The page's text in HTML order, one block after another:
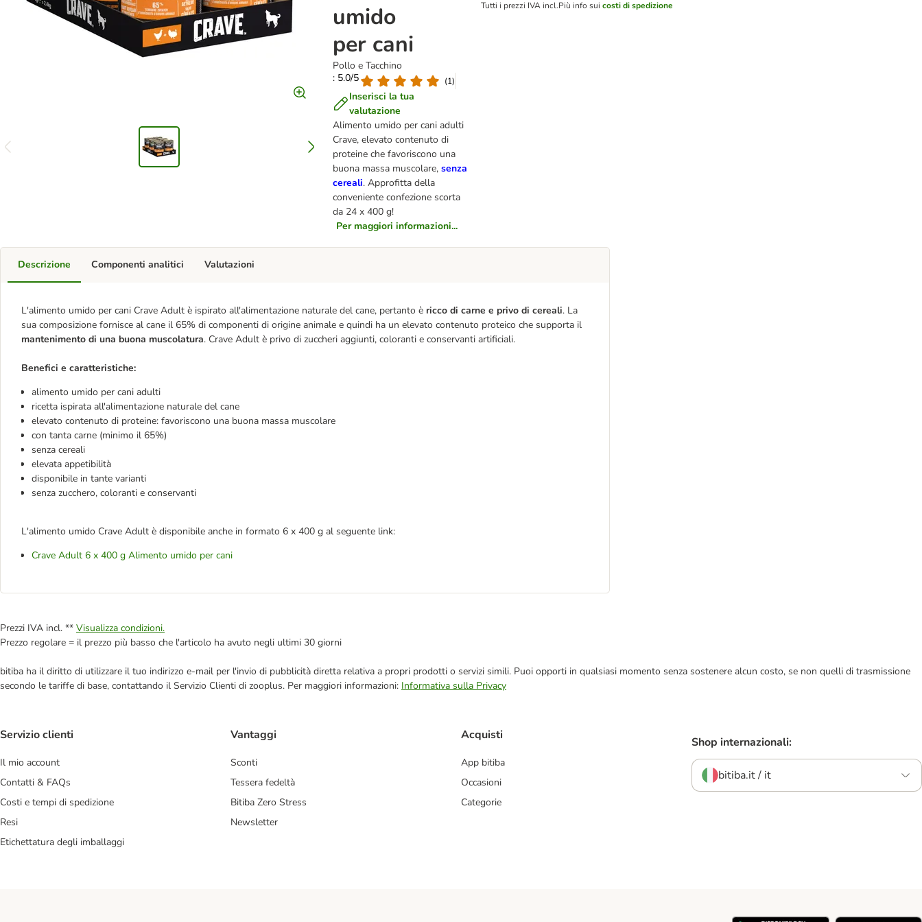
umido
per cani
Pollo e Tacchino
: 5.0/5
(1)
Inserisci la tua
valutazione
Alimento umido per cani adulti
Crave, elevato contenuto di
proteine che favoriscono una
buona massa muscolare, senza
cereali. Approfitta della
conveniente confezione scorta
da 24 x 400 g!
Per maggiori informazioni...
Tutti i prezzi IVA incl.Più info sui costi di spedizione
Descrizione
L'alimento umido per cani Crave Adult è ispirato all'alimentazione naturale del cane, pertanto è ricco di carne e privo di cereali. La
sua composizione fornisce al cane il 65% di componenti di origine animale e quindi ha un elevato contenuto proteico che supporta il
mantenimento di una buona muscolatura. Crave Adult è privo di zuccheri aggiunti, coloranti e conservanti artificiali.
Benefici e caratteristiche:
alimento umido per cani adulti
ricetta ispirata all'alimentazione naturale del cane
elevato contenuto di proteine: favoriscono una buona massa muscolare
con tanta carne (minimo il 65%)
senza cereali
elevata appetibilità
disponibile in tante varianti
senza zucchero, coloranti e conservanti
L'alimento umido Crave Adult è disponibile anche in formato 6 x 400 g al seguente link:
Crave Adult 6 x 400 g Alimento umido per cani
Componenti analitici Valutazioni
Prezzi IVA incl. ** Visualizza condizioni.
Prezzo regolare = il prezzo più basso che l'articolo ha avuto negli ultimi 30 giorni
bitiba ha il diritto di utilizzare il tuo indirizzo e-mail per l'invio di pubblicità diretta relativa a propri prodotti o servizi simili. Puoi opporti in qualsiasi momento senza sostenere alcun costo, se non quelli di trasmissione
secondo le tariffe di base, contattando il Servizio Clienti di zooplus. Per maggiori informazioni: Informativa sulla Privacy
Servizio clienti
Il mio account
Contatti & FAQs
Costi e tempi di spedizione
Resi
Etichettatura degli imballaggi
Vantaggi
Sconti
Tessera fedeltà
Bitiba Zero Stress
Newsletter
Acquisti
App bitiba
Occasioni
Categorie
Shop internazionali:
bitiba.it / it